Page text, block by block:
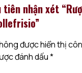
nhận xét
được hiển thị
đánh dấu*